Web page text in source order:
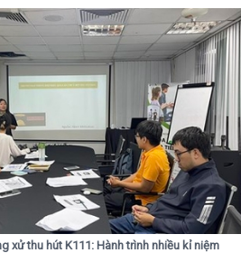
xử thu hút K111: Hành trình nhiều kỉ niệm